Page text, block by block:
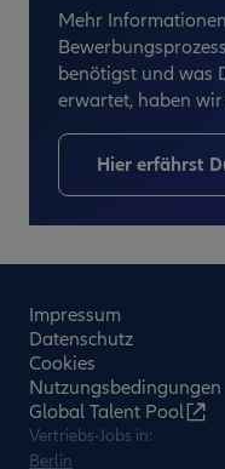
Mehr
benötigst und was
erwartet, haben
Hier erfährst
Impressum
Datenschutz
Cookies
Nutzungsbedingungen
Global Talent Pool
Vertriebs-Jobs in:
Berlin